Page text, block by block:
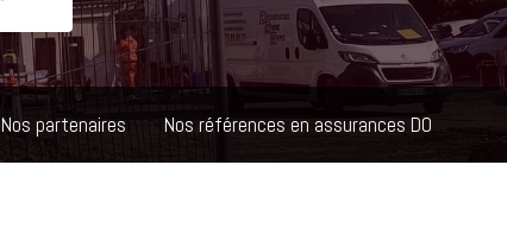
Nos partenaires Nos références en assurances DO